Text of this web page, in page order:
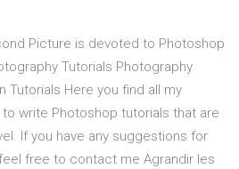
Picture is devoted to Photoshop
Tutorials Photography
Tutorials Here you find all my
write Photoshop tutorials that are
If you have any suggestions for
free to contact me Agrandir les